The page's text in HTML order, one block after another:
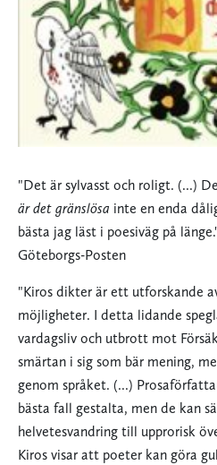
"Det är sylvasst och roligt. (...)
är det gränslösa inte en enda
bästa jag läst i poesiväg på
Göteborgs-Posten
"Kiros dikter är ett utforskande
möjligheter. I detta lidande
vardagsliv och utbrott mot
smärtan i sig som bär mening,
genom språket. (...)
bästa fall gestalta, men de kan
helvetesvandring till upprorisk
Kiros visar att poeter kan göra